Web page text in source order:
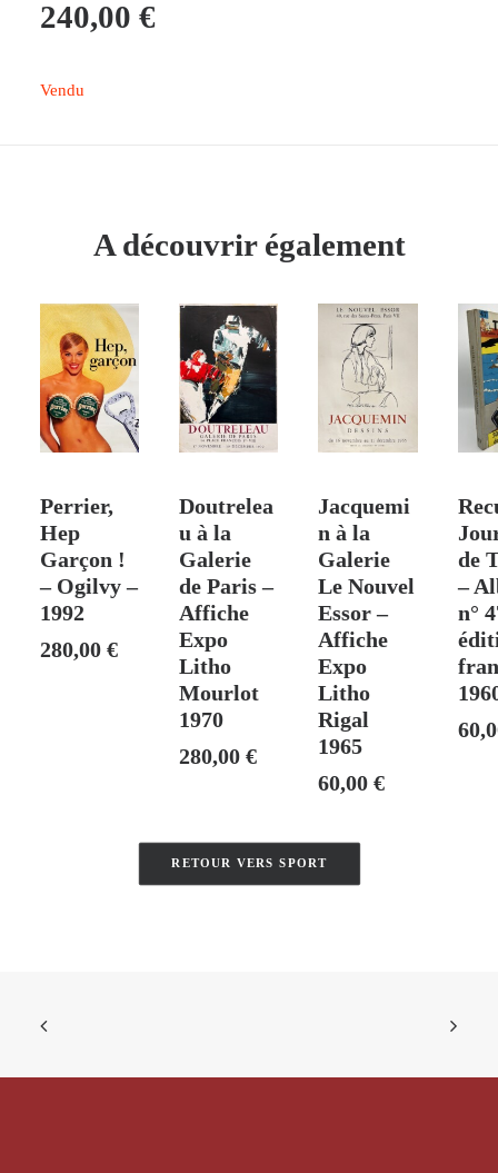
240,00 €
Vendu
A découvrir également
Perrier,
Hep
Garçon !
– Ogilvy –
1992
280,00 €
Doutrelea
u à la
Galerie
de Paris –
Affiche
Expo
Litho
Mourlot
1970
280,00€
Jacquemi
n à la
Galerie
Le Nouvel
Essor –
Affiche
Expo
Litho
Rigal
1965
60,00€
de
–
n°
RETOUR VERS SPORT